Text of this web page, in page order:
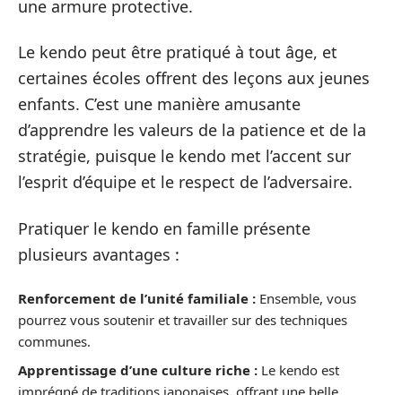
une armure protective.
Le kendo peut être pratiqué à tout âge, et
certaines écoles offrent des leçons aux jeunes
enfants. C’est une manière amusante
d’apprendre les valeurs de la patience et de la
stratégie, puisque le kendo met l’accent sur
l’esprit d’équipe et le respect de l’adversaire.
Pratiquer le kendo en famille présente
plusieurs avantages :
Renforcement de l’unité familiale : Ensemble, vous
pourrez vous soutenir et travailler sur des techniques
communes.
Apprentissage d’une culture riche : Le kendo est
imprégné de traditions japonaises, offrant une belle